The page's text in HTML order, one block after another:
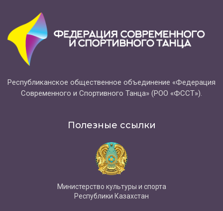
Республиканское общественное объединение «Федерация
Современного и Спортивного Танца» (РОО «ФССТ»).
Полезные ссылки
Министерство культуры и спорта
Республики Казахстан